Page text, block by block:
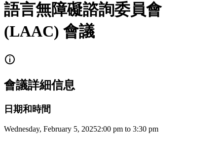
語言無障礙諮詢委員會
(LAAC) 會議
會議詳細信息
日期和時間
Wednesday, February 5, 20252:00 pm to 3:30 pm